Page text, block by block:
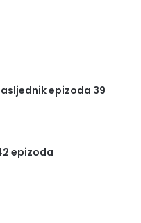
epizoda 39
epizoda